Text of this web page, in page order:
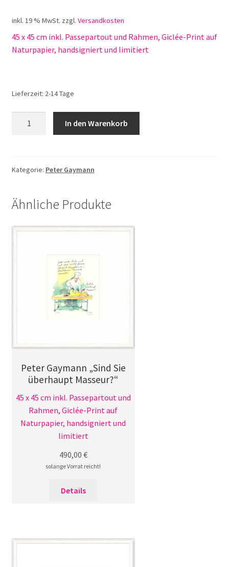
inkl. 19 % MwSt. zzgl. Versandkosten
45 x 45 cm inkl. Passepartout und Rahmen, Giclée-Print auf
Naturpapier, handsigniert und limitiert
Lieferzeit: 2-14 Tage
bitte"
In den Warenkorb
Kategorie: Peter Gaymann
Ähnliche Produkte
Peter Gaymann „Sind Sie
überhaupt Masseur?“
45 x 45 cm inkl. Passepartout und
Rahmen, Giclée-Print auf
Naturpapier, handsigniert und
limitiert
490,00 €
solange Vorrat reicht!
Details